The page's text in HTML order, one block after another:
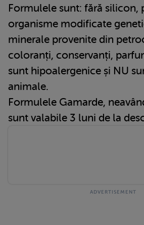
Formulele sunt: fără silicon,
organisme modificate
minerale provenite din
coloranți, conservanți,
sunt hipoalergenice și NU
animale.
Formulele Gamarde,
sunt valabile 3 luni de la